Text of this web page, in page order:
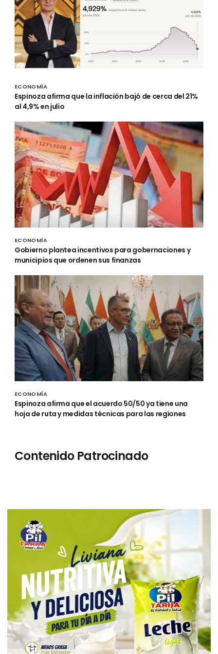
ECONOMÍA
Espinoza afirma que la inflación bajó de cerca del 21%
al 4,9% en julio
ECONOMÍA
Gobierno plantea incentivos para gobernaciones y
municipios que ordenen sus finanzas
ECONOMÍA
Espinoza afirma que el acuerdo 50/50 ya tiene una
hoja de ruta y medidas técnicas para las regiones
Contenido Patrocinado